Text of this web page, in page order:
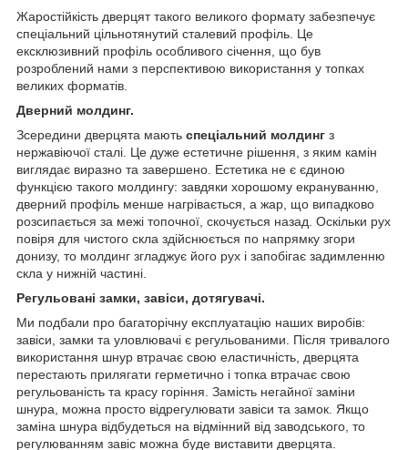
Жаростійкість дверцят такого великого формату забезпечує
спеціальний цільнотянутий сталевий профіль. Це
ексклюзивний профіль особливого січення, що був
розроблений нами з перспективою використання у топках
великих форматів.
Дверний молдинг.
Зсередини дверцята мають спеціальний молдинг з
нержавіючої сталі. Це дуже естетичне рішення, з яким камін
виглядає виразно та завершено. Естетика не є єдиною
функцією такого молдингу: завдяки хорошому екрануванню,
дверний профіль менше нагрівається, а жар, що випадково
розсипається за межі топочної, скочується назад. Оскільки рух
повіря для чистого скла здійснюється по напрямку згори
донизу, то молдинг згладжує його рух і запобігає задимленню
скла у нижній частині.
Регульовані замки, завіси, дотягувачі.
Ми подбали про багаторічну експлуатацію наших виробів:
завіси, замки та уловлювачі є регульованими. Після тривалого
використання шнур втрачає свою еластичність, дверцята
перестають прилягати герметично і топка втрачає свою
регульованість та красу горіння. Замість негайної заміни
шнура, можна просто відрегулювати завіси та замок. Якщо
заміна шнура відбудеться на відмінний від заводського, то
регулюванням завіс можна буде виставити дверцята.